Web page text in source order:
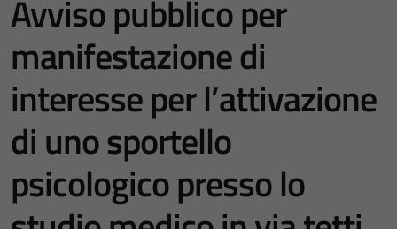
Avviso pubblico per
manifestazione di
interesse per l’attivazione
di uno sportello
psicologico presso lo